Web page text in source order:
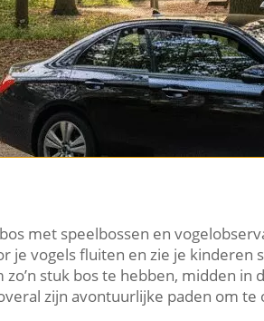
met speelbossen en
je vogels fluiten en zie je
zo’n stuk bos te hebben, midden
zijn avontuurlijke paden om te